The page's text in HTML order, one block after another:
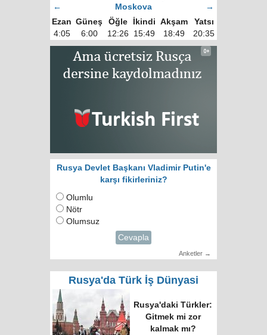
←
Moskova
→
Ezan Güneş Öğle İkindi Akşam
Yatsı
4:05
6:00 12:26 15:49 18:49 20:35
Rusya Devlet Başkanı Vladimir Putin'e
karşı fikirleriniz?
Olumlu
Nötr
Olumsuz
Cevapla
Anketler →
Rusya'da Türk İş Dünyasi
Rusya'daki Türkler:
Gitmek mi zor
kalmak mı?